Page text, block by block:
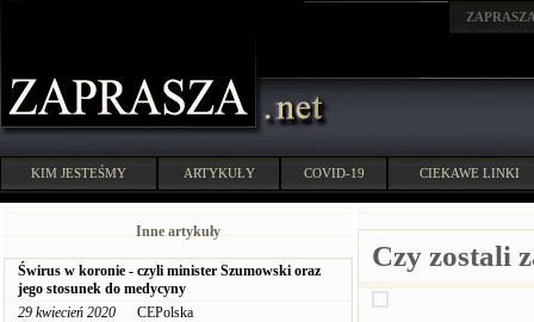
KIM JESTEŚMY ARTYKUŁY COVID-19 CIEKAWE LINKI
Inne artykuły
Świrus w koronie - czyli minister Szumowski oraz
jego stosunek do medycyny
29 kwiecień 2020 CEPolska
Czy zostali